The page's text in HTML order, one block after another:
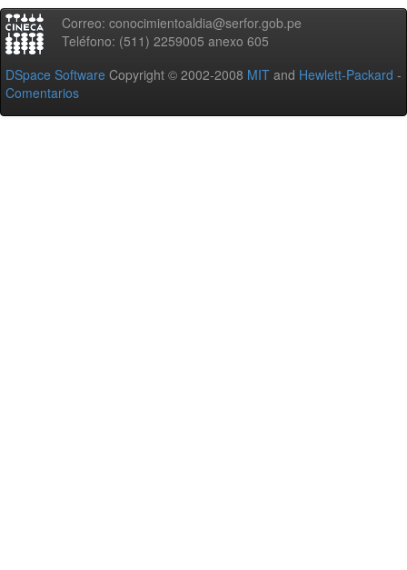
Correo: conocimientoaldia@serfor.gob.pe
Teléfono: (511) 2259005 anexo 605
DSpace Software Copyright © 2002-2008 MIT and Hewlett-Packard -
Comentarios